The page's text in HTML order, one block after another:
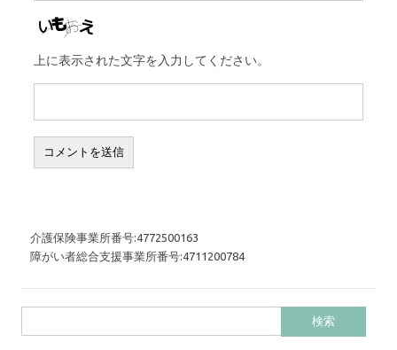
上に表示された文字を入力してください。
介護保険事業所番号:4772500163
障がい者総合支援事業所番号:4711200784
索: